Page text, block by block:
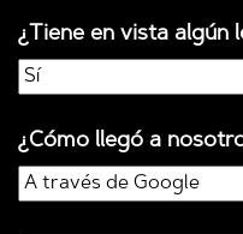
¿Tiene en vista algún
¿Cómo llegó a